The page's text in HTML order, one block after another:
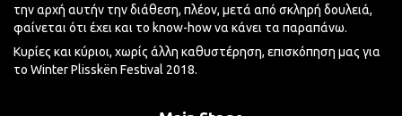
την αρχή αυτήν την διάθεση, πλέον, μετά από σκληρή δουλειά,
φαίνεται ότι έχει και το know-how να κάνει τα παραπάνω.
Κυρίες και κύριοι, χωρίς άλλη καθυστέρηση, επισκόπηση μας για
το Winter Plisskën Festival 2018.